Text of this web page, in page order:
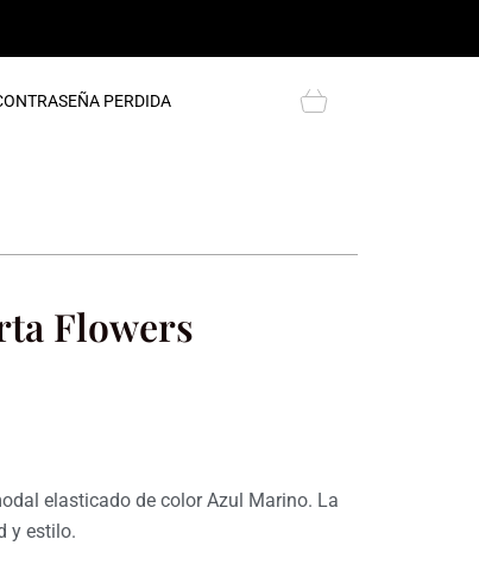
PERDIDA Cart
Flowers
elasticado de color Azul Marino. La
y estilo.